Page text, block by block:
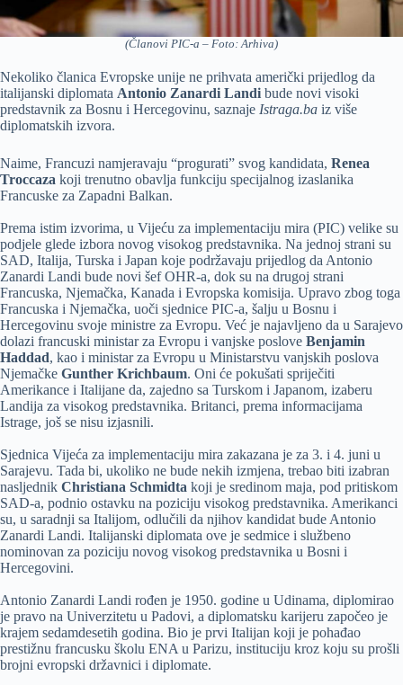
(Članovi PIC-a – Foto: Arhiva)
Nekoliko članica Evropske unije ne prihvata američki prijedlog da
italijanski diplomata Antonio Zanardi Landi bude novi visoki
predstavnik za Bosnu i Hercegovinu, saznaje Istraga.ba iz više
diplomatskih izvora.
Naime, Francuzi namjeravaju “progurati” svog kandidata, Renea
Troccaza koji trenutno obavlja funkciju specijalnog izaslanika
Francuske za Zapadni Balkan.
Prema istim izvorima, u Vijeću za implementaciju mira (PIC) velike su
podjele glede izbora novog visokog predstavnika. Na jednoj strani su
SAD, Italija, Turska i Japan koje podržavaju prijedlog da Antonio
Zanardi Landi bude novi šef OHR-a, dok su na drugoj strani
Francuska, Njemačka, Kanada i Evropska komisija. Upravo zbog toga
Francuska i Njemačka, uoči sjednice PIC-a, šalju u Bosnu i
Hercegovinu svoje ministre za Evropu. Već je najavljeno da u Sarajevo
dolazi francuski ministar za Evropu i vanjske poslove Benjamin
Haddad, kao i ministar za Evropu u Ministarstvu vanjskih poslova
Njemačke Gunther Krichbaum. Oni će pokušati spriječiti
Amerikance i Italijane da, zajedno sa Turskom i Japanom, izaberu
Landija za visokog predstavnika. Britanci, prema informacijama
Istrage, još se nisu izjasnili.
Sjednica Vijeća za implementaciju mira zakazana je za 3. i 4. juni u
Sarajevu. Tada bi, ukoliko ne bude nekih izmjena, trebao biti izabran
nasljednik Christiana Schmidta koji je sredinom maja, pod pritiskom
SAD-a, podnio ostavku na poziciju visokog predstavnika. Amerikanci
su, u saradnji sa Italijom, odlučili da njihov kandidat bude Antonio
Zanardi Landi. Italijanski diplomata ove je sedmice i službeno
nominovan za poziciju novog visokog predstavnika u Bosni i
Hercegovini.
Antonio Zanardi Landi rođen je 1950. godine u Udinama, diplomirao
je pravo na Univerzitetu u Padovi, a diplomatsku karijeru započeo je
krajem sedamdesetih godina. Bio je prvi Italijan koji je pohađao
prestižnu francusku školu ENA u Parizu, instituciju kroz koju su prošli
brojni evropski državnici i diplomate.